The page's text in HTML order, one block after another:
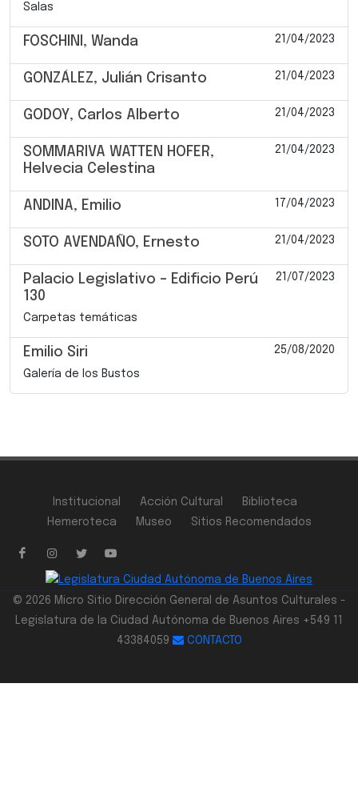
Salas
FOSCHINI, Wanda 21/04/2023
GONZÁLEZ, Julián Crisanto 21/04/2023
GODOY, Carlos Alberto 21/04/2023
SOMMARIVA WATTEN HOFER,
Helvecia Celestina
21/04/2023
ANDINA, Emilio 17/04/2023
SOTO AVENDAÑO, Ernesto 21/04/2023
Palacio Legislativo – Edificio Perú
130
21/07/2023
Carpetas temáticas
Emilio Siri 25/08/2020
Galería de los Bustos
Institucional Acción Cultural
Biblioteca
Hemeroteca
Museo Sitios Recomendados
© 2026 Micro Sitio Dirección General de Asuntos Culturales -
Legislatura de la Ciudad Autónoma de Buenos Aires +549 11
43384059
CONTACTO